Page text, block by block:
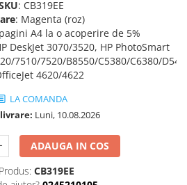
: CB319EE
: Magenta (roz)
A4 la o acoperire de 5%
DeskJet 3070/3520, HP PhotoSmart
7510/7520/B8550/C5380/C6380/
4620/4622
LA COMANDA
Luni, 10.08.2026
ADAUGA IN COS
CB319EE